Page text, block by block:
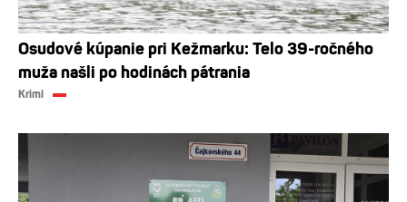
Osudové kúpanie pri Kežmarku: Telo 39-ročného
muža našli po hodinách pátrania
Krimi